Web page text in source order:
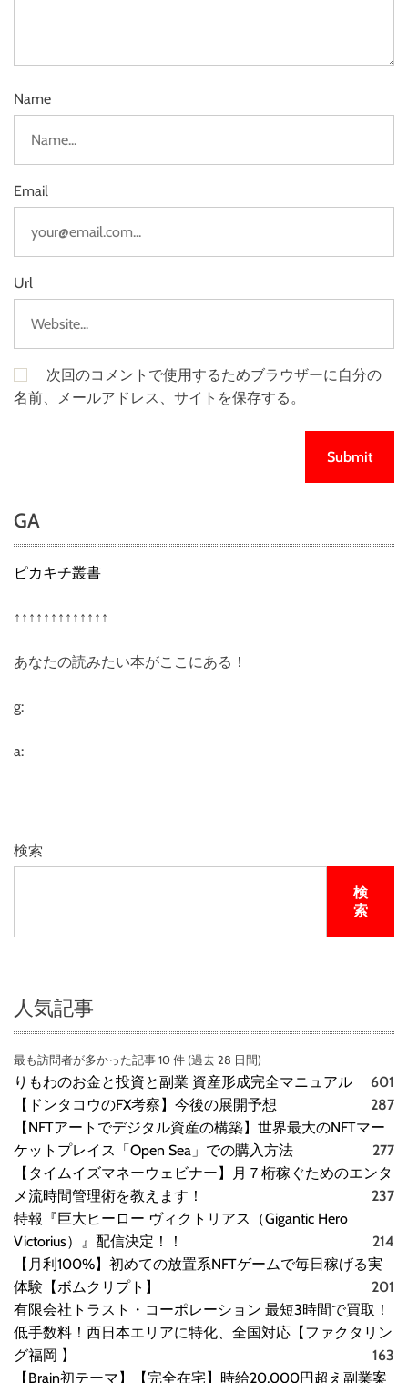
Name
Email
Url
次回のコメントで使用するためブラウザーに自分の
名前、メールアドレス、サイトを保存する。
GA
ピカキチ叢書
↑↑↑↑↑↑↑↑↑↑↑↑↑
あなたの読みたい本がここにある！
g:
a:
検索
検
索
人気記事
最も訪問者が多かった記事 10 件 (過去 28 日間)
りもわのお金と投資と副業 資産形成完全マニュアル
601
【ドンタコウのFX考察】今後の展開予想
287
【NFTアートでデジタル資産の構築】世界最大のNFTマー
ケットプレイス「Open Sea」での購入方法
277
【タイムイズマネーウェビナー】月７桁稼ぐためのエンタ
メ流時間管理術を教えます！
237
特報『巨大ヒーロー ヴィクトリアス（Gigantic Hero
Victorius）』配信決定！！
214
【月利100%】初めての放置系NFTゲームで毎日稼げる実
体験【ボムクリプト】
201
有限会社トラスト・コーポレーション 最短3時間で買取！
低手数料！西日本エリアに特化、全国対応【ファクタリン
グ福岡 】
163
【Brain初テーマ】【完全在宅】時給20,000円超え副業案